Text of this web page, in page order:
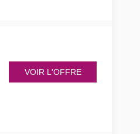
VOIR L'OFFRE